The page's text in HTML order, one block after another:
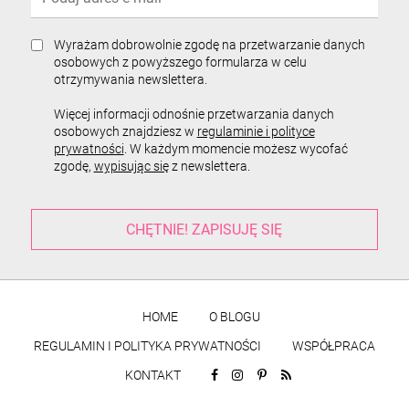
Wyrażam dobrowolnie zgodę na przetwarzanie danych
osobowych z powyższego formularza w celu
otrzymywania newslettera.
Więcej informacji odnośnie przetwarzania danych
osobowych znajdziesz w regulaminie i polityce
prywatności . W każdym momencie możesz wycofać
zgodę, wypisując sięz newslettera.
HOME
O BLOGU
REGULAMIN I POLITYKA PRYWATNOŚCI
WSPÓŁPRACA
KONTAKT